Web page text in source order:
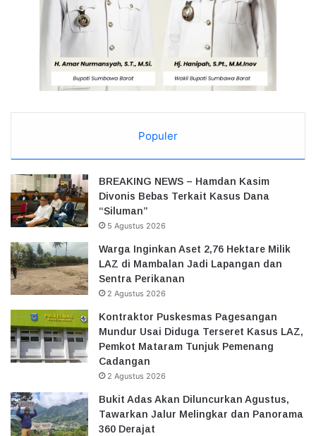
Populer
BREAKING NEWS – Hamdan Kasim
Divonis Bebas Terkait Kasus Dana
“Siluman”
5 Agustus 2026
Warga Inginkan Aset 2,76 Hektare Milik
LAZ di Mambalan Jadi Lapangan dan
Sentra Perikanan
2 Agustus 2026
Kontraktor Puskesmas Pagesangan
Mundur Usai Diduga Terseret Kasus LAZ,
Pemkot Mataram Tunjuk Pemenang
Cadangan
2 Agustus 2026
Bukit Adas Akan Diluncurkan Agustus,
Tawarkan Jalur Melingkar dan Panorama
360 Derajat